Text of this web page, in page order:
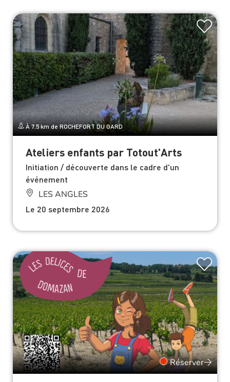
À 7.5 km de ROCHEFORT DU GARD
Ateliers enfants par Totout'Arts
Initiation / découverte dans le cadre d'un
événement
LES ANGLES
Le 20 septembre 2026
Réserver